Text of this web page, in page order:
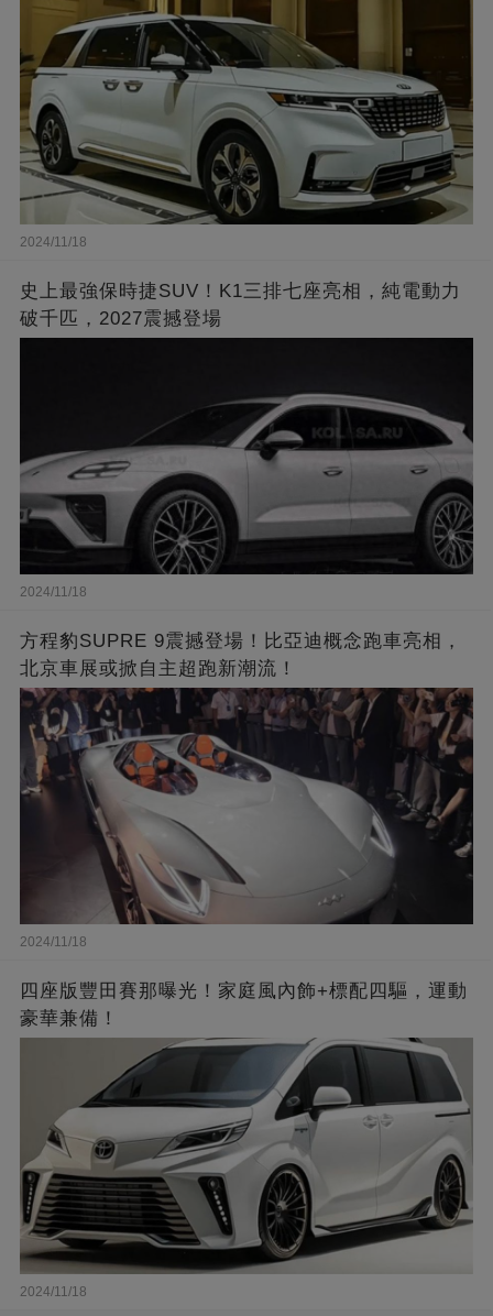
2024/11/18
史上最強保時捷SUV！K1三排七座亮相，純電動力
破千匹，2027震撼登場
2024/11/18
方程豹SUPRE 9震撼登場！比亞迪概念跑車亮相，
北京車展或掀自主超跑新潮流！
2024/11/18
四座版豐田賽那曝光！家庭風內飾+標配四驅，運動
豪華兼備！
2024/11/18